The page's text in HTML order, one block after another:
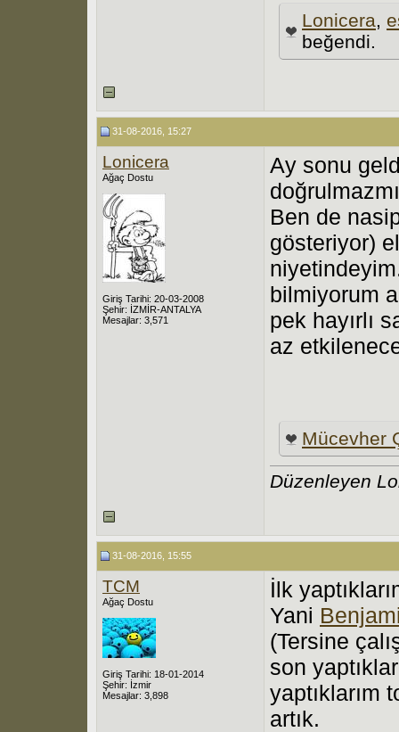
Lonicera,
beğendi.
31-08-2016, 15:27
Lonicera
Ağaç Dostu
Giriş Tarihi: 20-03-2008
Şehir: İZMİR-ANTALYA
Mesajlar: 3,571
Ay sonu
Ben de
gösteriyor)
bilmiyorum
pek hayırlı
az
Mücevher
Düzenleyen
31-08-2016, 15:55
TCM
Ağaç Dostu
Giriş Tarihi: 18-01-2014
Şehir: İzmir
Mesajlar: 3,898
İlk
Yani
(Tersine
son
yaptıklarım
artık.